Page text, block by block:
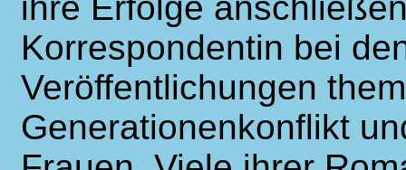
Korrespondentin bei
Veröffentlichungen
Generationenkonflikt